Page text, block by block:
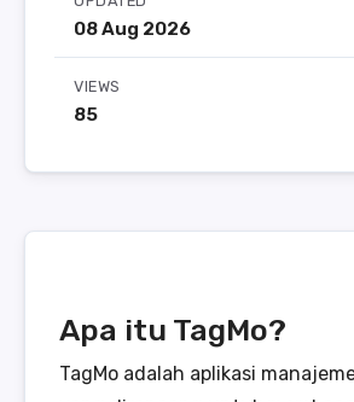
08 Aug 2026
VIEWS
85
Apa itu TagMo?
TagMo adalah aplikasi